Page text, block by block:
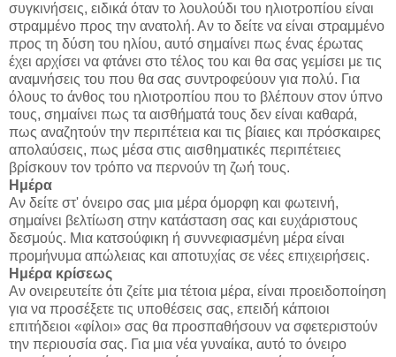
συγκινήσεις, ειδικά όταν το λουλούδι του ηλιοτροπίου είναι
στραμμένο προς την ανατολή. Αν το δείτε να είναι στραμμένο
προς τη δύση του ηλίου, αυτό σημαίνει πως ένας έρωτας
έχει αρχίσει να φτάνει στο τέλος του και θα σας γεμίσει με τις
αναμνήσεις του που θα σας συντροφεύουν για πολύ. Για
όλους το άνθος του ηλιοτροπίου που το βλέπουν στον ύπνο
τους, σημαίνει πως τα αισθήματά τους δεν είναι καθαρά,
πως αναζητούν την περιπέτεια και τις βίαιες και πρόσκαιρες
απολαύσεις, πως μέσα στις αισθηματικές περιπέτειες
βρίσκουν τον τρόπο να περνούν τη ζωή τους.
Ημέρα
Αν δείτε στ' όνειρο σας μια μέρα όμορφη και φωτεινή,
σημαίνει βελτίωση στην κατάσταση σας και ευχάριστους
δεσμούς. Μια κατσούφικη ή συννεφιασμένη μέρα είναι
προμήνυμα απώλειας και αποτυχίας σε νέες επιχειρήσεις.
Ημέρα κρίσεως
Αν ονειρευτείτε ότι ζείτε μια τέτοια μέρα, είναι προειδοποίηση
για να προσέξετε τις υποθέσεις σας, επειδή κάποιοι
επιτήδειοι «φίλοι» σας θα προσπαθήσουν να σφετεριστούν
την περιουσία σας. Για μια νέα γυναίκα, αυτό το όνειρο